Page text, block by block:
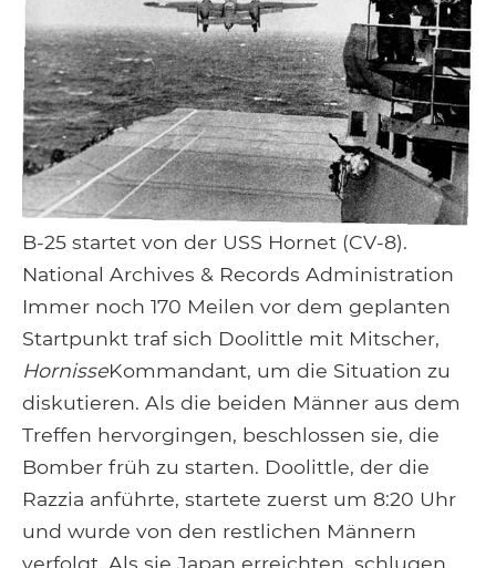
B-25 startet von der USS Hornet (CV-8).
National Archives & Records Administration
Immer noch 170 Meilen vor dem geplanten
Startpunkt traf sich Doolittle mit Mitscher,
HornisseKommandant, um die Situation zu
diskutieren. Als die beiden Männer aus dem
Treffen hervorgingen, beschlossen sie, die
Bomber früh zu starten. Doolittle, der die
Razzia anführte, startete zuerst um 8:20 Uhr
und wurde von den restlichen Männern
verfolgt. Als sie Japan erreichten, schlugen